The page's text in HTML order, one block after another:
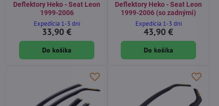
Deflektory Heko - Seat Leon
1999-2006
Expedícia 1-3 dni
33,90 €
Do košíka
Deflektory Heko - Seat Leon
1999-2006 (so zadnými)
Expedícia 1-3 dni
43,90 €
Do košíka